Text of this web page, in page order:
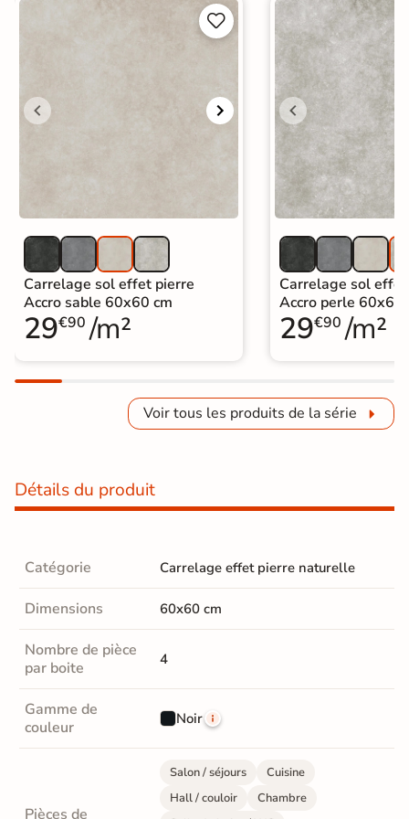


Carrelage sol effet pierre
Accro sable 60x60 cm
29€90 /m²
Carrelage sol
Accro perle 60x60
29€90 /m²
Voir tous les produits de la série
Détails du produit
Catégorie Carrelage effet pierre naturelle
Dimensions 60x60 cm
Nombre de pièce
par boite
4
Gamme de
couleur
Noir
Pièces de
Salon / séjours
Cuisine
Hall / couloir
Chambre